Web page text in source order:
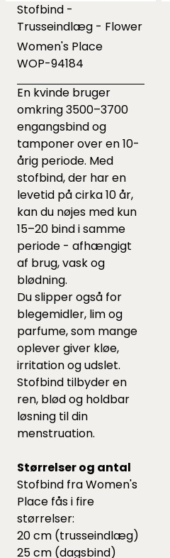
Stofbind -
Trusseindlæg - Flower
Women's Place
WOP-94184
En kvinde bruger
omkring 3500–3700
engangsbind og
tamponer over en 10-
årig periode. Med
stofbind, der har en
levetid på cirka 10 år,
kan du nøjes med kun
15–20 bind i samme
periode - afhængigt
af brug, vask og
blødning.
Du slipper også for
blegemidler, lim og
parfume, som mange
oplever giver kløe,
irritation og udslet.
Stofbind tilbyder en
ren, blød og holdbar
løsning til din
menstruation.
Størrelser og antal
Stofbind fra Women's
Place fås i fire
størrelser:
20 cm (trusseindlæg)
25 cm (dagsbind)